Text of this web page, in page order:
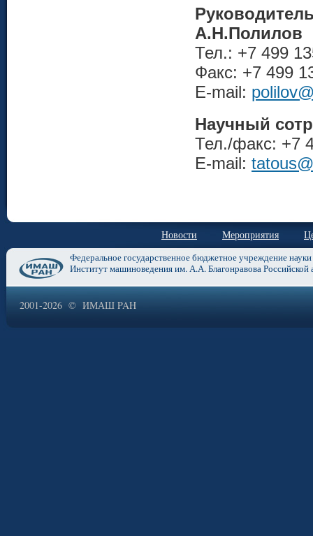
А.Н.Полилов
Тел.: +7 499
Факс: +7 499
E-mail:
Научный
Тел./факс: +7
E-mail:
Новости Мероприятия
Федеральное государственное бюджетное учреждение науки
Институт машиноведения им. А.А. Благонравова Российской
2001-2026 © ИМАШ PAH